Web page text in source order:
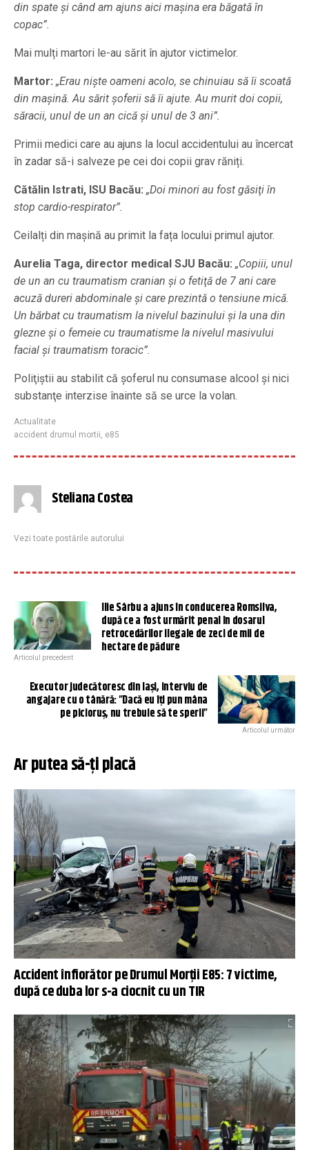
din spate şi când am ajuns aici maşina era băgată în
copac”.
Mai mulți martori le-au sărit în ajutor victimelor.
Martor: „Erau nişte oameni acolo, se chinuiau să îi scoată
din maşină. Au sărit şoferii să îi ajute. Au murit doi copii,
săracii, unul de un an cică şi unul de 3 ani”.
Primii medici care au ajuns la locul accidentului au încercat
în zadar să-i salveze pe cei doi copii grav răniți.
Cătălin Istrati, ISU Bacău: „Doi minori au fost găsiţi în
stop cardio-respirator”.
Ceilalți din mașină au primit la fața locului primul ajutor.
Aurelia Taga, director medical SJU Bacău: „Copiii, unul
de un an cu traumatism cranian şi o fetiţă de 7 ani care
acuză dureri abdominale şi care prezintă o tensiune mică.
Un bărbat cu traumatism la nivelul bazinului şi la una din
glezne şi o femeie cu traumatisme la nivelul masivului
facial şi traumatism toracic”.
Poliţiştii au stabilit că şoferul nu consumase alcool și nici
substanţe interzise înainte să se urce la volan.
Actualitate
accident drumul mortii, e85
Steliana Costea
Vezi toate postările autorului
Ilie Sârbu a ajuns în conducerea Romsilva,
după ce a fost urmărit penal în dosarul
retrocedărilor ilegale de zeci de mii de
hectare de pădure
Articolul precedent
Executor judecătoresc din Iași, interviu de
angajare cu o tânără: ”Dacă eu îţi pun mâna
pe picioruş, nu trebuie să te sperii”
Articolul următor
Ar putea să-ți placă
Accident înfiorător pe Drumul Morţii E85: 7 victime,
după ce duba lor s-a ciocnit cu un TIR